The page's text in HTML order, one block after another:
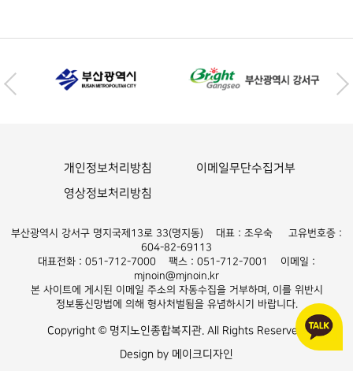
개인정보처리방침
이메일무단수집거부
영상정보처리방침
부산광역시 강서구 명지국제13로 33(명지동) 대표 : 조우숙 고유번호증 :
604-82-69113
대표전화 : 051-712-7000 팩스 : 051-712-7001 이메일 :
mjnoin@mjnoin.kr
본 사이트에 게시된 이메일 주소의 자동수집을 거부하며, 이를 위반시
정보통신망법에 의해 형사처벌됨을 유념하시기 바랍니다.
Copyright © 명지노인종합복지관. All Rights Reserved.
Design by 메이크디자인